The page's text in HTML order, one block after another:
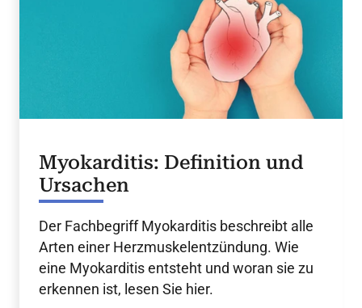
Myokarditis: Definition und
Ursachen
Der Fachbegriff Myokarditis beschreibt alle
Arten einer Herzmuskelentzündung. Wie
eine Myokarditis entsteht und woran sie zu
erkennen ist, lesen Sie hier.